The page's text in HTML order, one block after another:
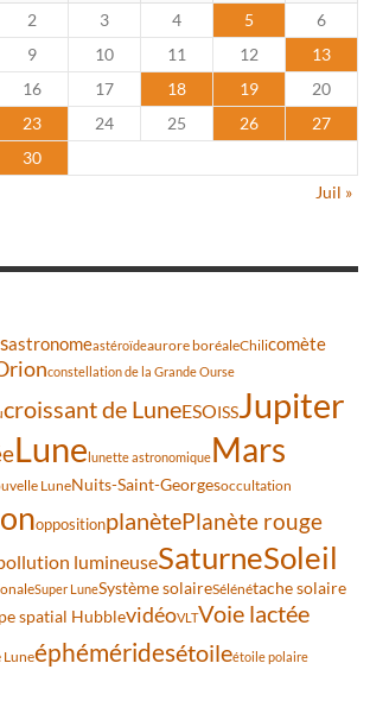
2 3 4 5
6
9 10 11 12
13
16 17 18 19
20
23 24 25 26
27
30
Juil »
astronomeastéroïdeaurore boréaleChilicomète
constellation de la Grande Ourse
croissant de LuneESOISSJupiter
Lunelunette astronomiqueMars
LuneNuits-Saint-Georgesoccultation
oppositionplanètePlanète rouge
lumineuseSaturneSoleil
Super LuneSystème solaireSélénétache solaire
spatial HubblevidéoVLTVoie lactée
Luneéphéméridesétoileétoile polaire